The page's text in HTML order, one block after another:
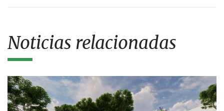
Noticias relacionadas